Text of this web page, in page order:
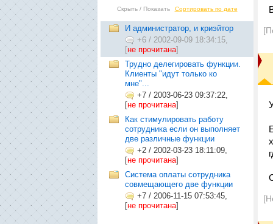
Скрыть / Показать Сортировать по дате
И администратор, и криэйтор
+6 / 2002-09-09 18:34:15,
[не прочитана]
Трудно делегировать функции.
Клиенты "идут только ко
мне"...
+7 / 2003-06-23 09:37:22,
[не прочитана]
Как стимулировать работу
сотрудника если он выполняет
две различные функции
+2 / 2002-03-23 18:11:09,
[не прочитана]
Система оплаты сотрудника
совмещающего две функции
+7 / 2006-11-15 07:53:45,
[не прочитана]